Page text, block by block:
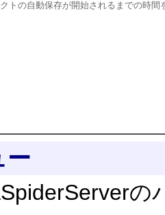
トの自動保存が開始されるまでの時間
ー
の